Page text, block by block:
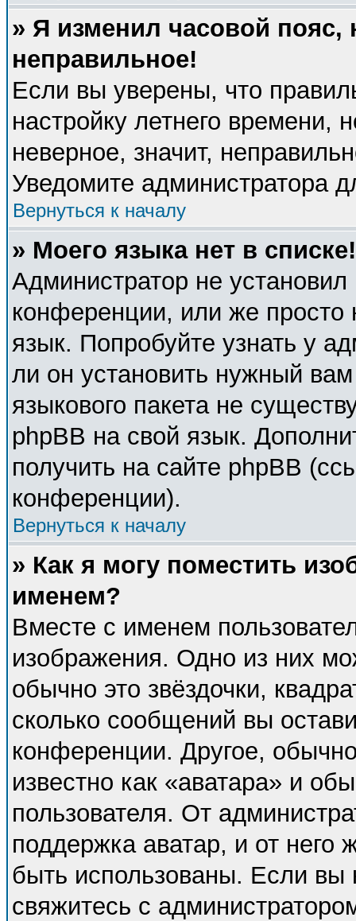
» Я изменил часовой пояс,
неправильное!
Если вы уверены, что
настройку летнего времени,
неверное, значит,
Уведомите администратора
Вернуться к началу
» Моего языка нет в списке!
Администратор не
конференции, или же просто
язык. Попробуйте узнать у
ли он установить нужный
языкового пакета не
phpBB на свой язык.
получить на сайте phpBB
конференции).
Вернуться к началу
» Как я могу поместить
именем?
Вместе с именем
изображения. Одно из них
обычно это звёздочки,
сколько сообщений вы
конференции. Другое,
известно как «аватара» и
пользователя. От
поддержка аватар, и от него
быть использованы. Если вы
свяжитесь с